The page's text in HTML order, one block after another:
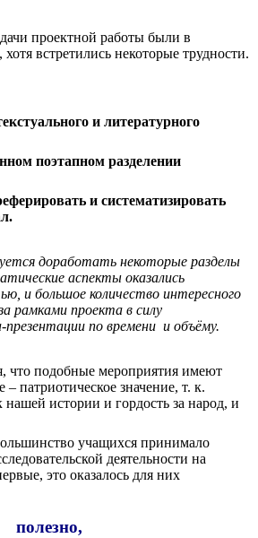
проектной работы были в
встретились некоторые трудности.
и литературного
поэтапном разделении
и систематизировать
доработать некоторые разделы
аспекты оказались
и большое количество интересного
рамками проекта в силу
презентации по времени и объёму.
что подобные мероприятия имеют
– патриотическое значение, т. к.
истории и гордость за народ, и
учащихся принимало
деятельности на
это оказалось для них
полезно,